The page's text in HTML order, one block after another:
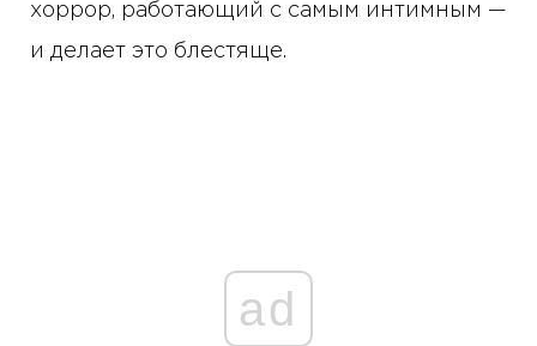
хоррор, работающий с самым интимным —
и делает это блестяще.
ad